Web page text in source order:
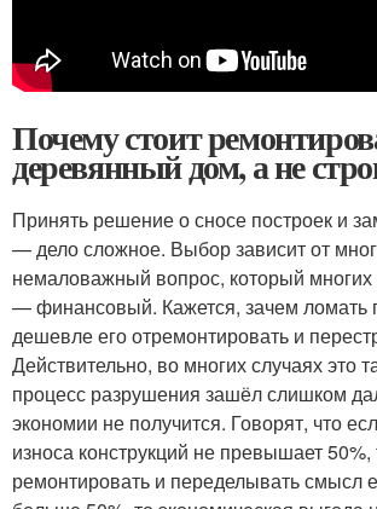
Почему стоит
деревянный дом, а не
Принять решение о сносе построек и
— дело сложное. Выбор зависит от
немаловажный вопрос, который многих
— финансовый. Кажется, зачем ломать
дешевле его отремонтировать и
Действительно, во многих случаях это
процесс разрушения зашёл слишком
экономии не получится. Говорят, что
износа конструкций не превышает 50%,
ремонтировать и переделывать смысл